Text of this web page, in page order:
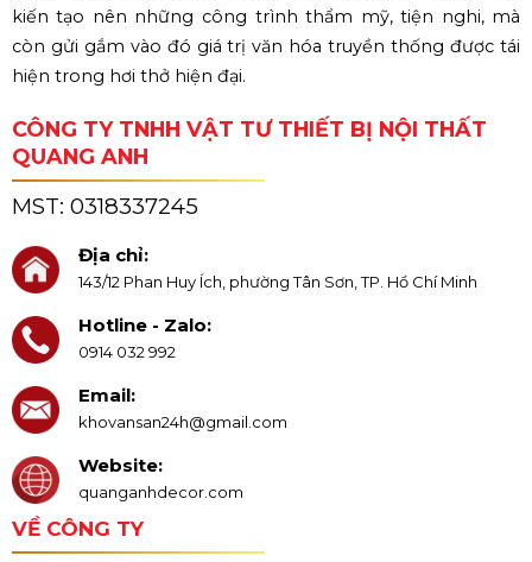
kiến tạo nên những công trình thẩm mỹ, tiện nghi, mà
còn gửi gắm vào đó giá trị văn hóa truyền thống được tái
hiện trong hơi thở hiện đại.
CÔNG TY TNHH VẬT TƯ THIẾT BỊ NỘI THẤT
QUANG ANH
MST: 0318337245
Địa chỉ:
143/12 Phan Huy Ích, phường Tân Sơn, TP. Hồ Chí Minh
Hotline - Zalo:
0914 032 992
Email:
khovansan24h@gmail.com
Website:
quanganhdecor.com
VỀ CÔNG TY